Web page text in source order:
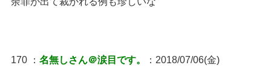
170 ： 名無しさん＠涙目です。
：2018/07/06(金)